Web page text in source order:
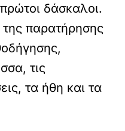
δάσκαλοι.
παρατήρησης
τις
τα ήθη και τα